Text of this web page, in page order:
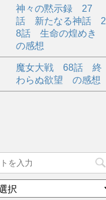
神々の黙示録 27
話 新たなる神話 2
8話 生命の煌めき
の感想
魔女大戦 68話 終
わらぬ欲望 の感想